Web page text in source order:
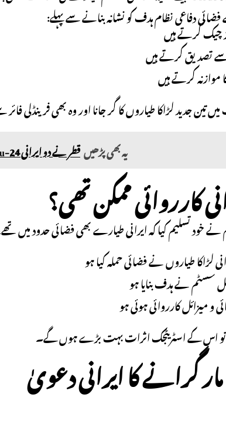
فضائی دفاعی نظام ہدف کو نشانہ بنانے سے پہلے:
چیک کرتے ہیں
تصدیق کرتے ہیں
موازنہ کرتے ہیں
تین جدید لڑاکا طیاروں کا گر جانا اور وہ بھی فرینڈلی
یہ بھی پڑھیںقطر نے دو ایرانی Su-24 بمبار طیارے مار گرائے، حملوں کے بعد تہران سے روابط منقطع کرنے کا اعلان
کارروائی ممکن تھی؟
نے خود تسلیم کیا کہ ایرانی طیارے بھی فضائی حدود
لڑاکا طیاروں نے فضائی حملہ کیا ہو
سسٹم نے ہدف بنایا ہو
و میزائل کارروائی ہوئی ہو
تو اس کے اسٹریٹجک اثرات بہت بڑے ہوں گے۔
گرانے کا ایرانی دعویٰ